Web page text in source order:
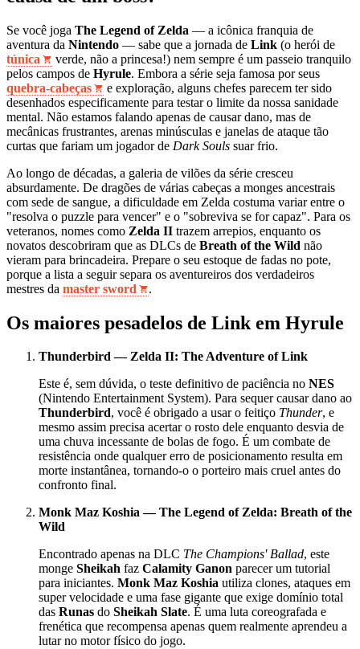
Se você joga The Legend of Zelda — a icônica franquia de
aventura da Nintendo — sabe que a jornada de Link (o herói de
túnica
verde, não a princesa!) nem sempre é um passeio tranquilo
pelos campos de Hyrule. Embora a série seja famosa por seus
quebra-cabeças
e exploração, alguns chefes parecem ter sido
desenhados especificamente para testar o limite da nossa sanidade
mental. Não estamos falando apenas de causar dano, mas de
mecânicas frustrantes, arenas minúsculas e janelas de ataque tão
curtas que fariam um jogador de Dark Souls suar frio.
Ao longo de décadas, a galeria de vilões da série cresceu
absurdamente. De dragões de várias cabeças a monges ancestrais
com sede de sangue, a dificuldade em Zelda costuma variar entre o
"resolva o puzzle para vencer" e o "sobreviva se for capaz". Para os
veteranos, nomes como Zelda II trazem arrepios, enquanto os
novatos descobriram que as DLCs de Breath of the Wild não
vieram para brincadeira. Prepare o seu estoque de fadas no pote,
porque a lista a seguir separa os aventureiros dos verdadeiros
mestres da master sword .
Os maiores pesadelos de Link em Hyrule
Thunderbird — Zelda II: The Adventure of Link
Este é, sem dúvida, o teste definitivo de paciência no NES
(Nintendo Entertainment System). Para sequer causar dano ao
Thunderbird, você é obrigado a usar o feitiço Thunder, e
mesmo assim precisa acertar o rosto dele enquanto desvia de
uma chuva incessante de bolas de fogo. É um combate de
resistência onde qualquer erro de posicionamento resulta em
morte instantânea, tornando-o o porteiro mais cruel antes do
confronto final.
Monk Maz Koshia — The Legend of Zelda: Breath of the
Wild
Encontrado apenas na DLC The Champions' Ballad, este
monge Sheikah faz Calamity Ganon parecer um tutorial
para iniciantes. Monk Maz Koshia utiliza clones, ataques em
super velocidade e uma fase gigante que exige domínio total
das Runas do Sheikah Slate. É uma luta coreografada e
frenética que recompensa apenas quem realmente aprendeu a
lutar no motor físico do jogo.